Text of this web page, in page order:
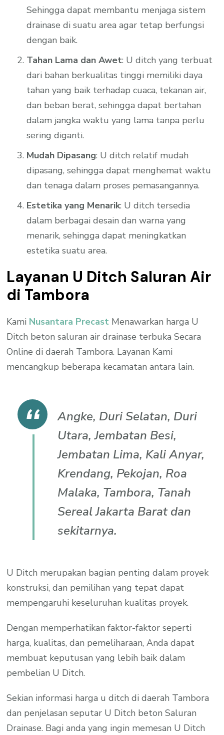
Sehingga dapat membantu menjaga sistem
drainase di suatu area agar tetap berfungsi
dengan baik.
Tahan Lama dan Awet: U ditch yang terbuat
dari bahan berkualitas tinggi memiliki daya
tahan yang baik terhadap cuaca, tekanan air,
dan beban berat, sehingga dapat bertahan
dalam jangka waktu yang lama tanpa perlu
sering diganti.
Mudah Dipasang: U ditch relatif mudah
dipasang, sehingga dapat menghemat waktu
dan tenaga dalam proses pemasangannya.
Estetika yang Menarik: U ditch tersedia
dalam berbagai desain dan warna yang
menarik, sehingga dapat meningkatkan
estetika suatu area.
Layanan U Ditch Saluran Air
di Tambora
Kami Nusantara Precast Menawarkan harga U
Ditch beton saluran air drainase terbuka Secara
Online di daerah Tambora. Layanan Kami
mencangkup beberapa kecamatan antara lain.
Angke, Duri Selatan, Duri
Utara, Jembatan Besi,
Jembatan Lima, Kali Anyar,
Krendang, Pekojan, Roa
Malaka, Tambora, Tanah
Sereal Jakarta Barat dan
sekitarnya.
U Ditch merupakan bagian penting dalam proyek
konstruksi, dan pemilihan yang tepat dapat
mempengaruhi keseluruhan kualitas proyek.
Dengan memperhatikan faktor-faktor seperti
harga, kualitas, dan pemeliharaan, Anda dapat
membuat keputusan yang lebih baik dalam
pembelian U Ditch.
Sekian informasi harga u ditch di daerah Tambora
dan penjelasan seputar U Ditch beton Saluran
Drainase. Bagi anda yang ingin memesan U Ditch